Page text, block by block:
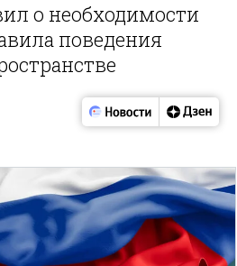
о необходимости
поведения